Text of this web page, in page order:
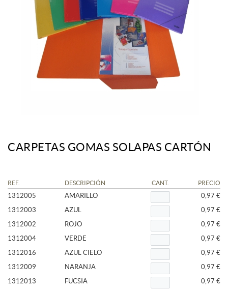
CARPETAS GOMAS SOLAPAS CARTÓN
REF. DESCRIPCIÓN CANT. PRECIO
1312005 AMARILLO
0,97 €
1312003
AZUL
0,97 €
1312002
ROJO
0,97 €
1312004
VERDE
0,97 €
1312016
AZUL CIELO
0,97 €
1312009
NARANJA
0,97 €
1312013
FUCSIA
0,97 €